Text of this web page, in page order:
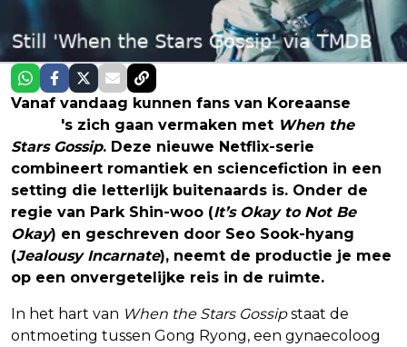
Vanaf vandaag kunnen fans van Koreaanse
's zich gaan vermaken met When the
Stars Gossip. Deze nieuwe Netflix-serie
combineert romantiek en sciencefiction in een
setting die letterlijk buitenaards is. Onder de
regie van Park Shin-woo (It’s Okay to Not Be
Okay) en geschreven door Seo Sook-hyang
(Jealousy Incarnate), neemt de productie je mee
op een onvergetelijke reis in de ruimte.
In het hart van When the Stars Gossipstaat de
ontmoeting tussen Gong Ryong, een gynaecoloog